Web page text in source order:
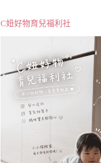
C妞好物育兒福利社